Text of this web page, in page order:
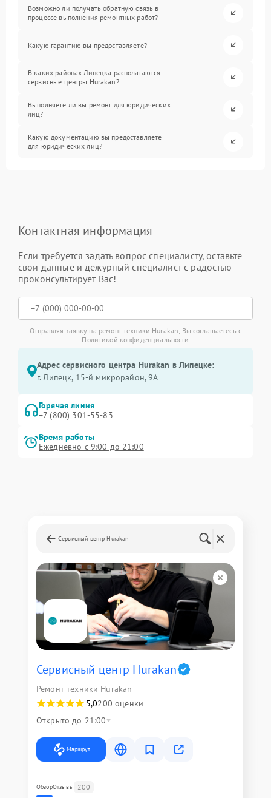
Возможно ли получать обратную связь в
процессе выполнения ремонтных работ?
Какую гарантию вы предоставляете?
В каких районах Липецка располагаются
сервисные центры Hurakan?
Выполняете ли вы ремонт для юридических
лиц?
Какую документацию вы предоставляете
для юридических лиц?
Контактная информация
Если требуется задать вопрос специалисту, оставьте
свои данные и дежурный специалист с радостью
проконсультирует Вас!
Отправляя заявку на ремонт техники Hurakan, Вы соглашаетесь с
Политикой конфиденциальности
Адрес сервисного центра Hurakan в Липецке:
г. Липецк, 15-й микрорайон, 9А
Горячая линия
+7 (800) 301-55-83
Время работы
Ежедневно с 9:00 до 21:00
Сервисный центр Hurakan
Сервисный центр Hurakan
Ремонт техники Hurakan
5,0200 оценки
Открыто до 21:00
Маршрут
ОбзорОтзывы 200